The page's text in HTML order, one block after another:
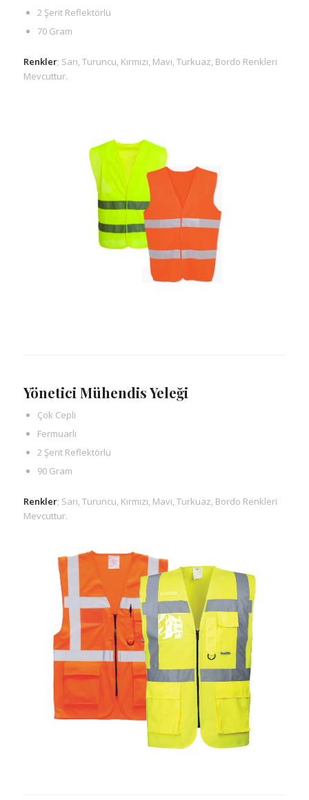
2 Şerit Reflektörlü
70 Gram
Renkler; Sarı, Turuncu, Kırmızı, Mavi, Turkuaz, Bordo Renkleri
Mevcuttur.
Yönetici Mühendis Yeleği
Çok Cepli
Fermuarlı
2 Şerit Reflektörlü
90 Gram
Renkler; Sarı, Turuncu, Kırmızı, Mavi, Turkuaz, Bordo Renkleri
Mevcuttur.